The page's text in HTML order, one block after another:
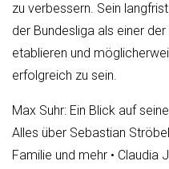
zu verbessern. Sein
der Bundesliga als einer
etablieren und
erfolgreich zu sein.
Max Suhr: Ein Blick auf
Alles über Sebastian
Familie und mehr • Claudia